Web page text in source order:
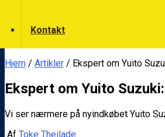
Kontakt
Hjem / Artikler / Ekspert om Yuito
Ekspert om Yuito
Vi ser nærmere på nyindkøbet Yuito
Af Toke Theilade